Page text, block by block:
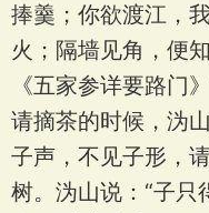
捧羹；你欲渡江，
火；隔墙见角，便
《五家参详要路门
请摘茶的时候，沩
子声，不见子形，
树。沩山说：“子只